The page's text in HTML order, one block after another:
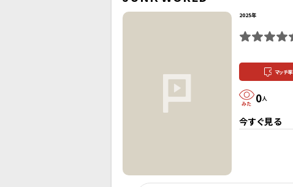
2025年
マッチ率
0人
今すぐ見る